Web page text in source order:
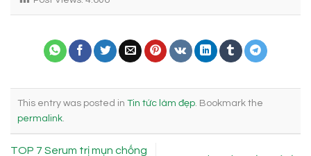
This entry was posted in Tin tức làm đẹp. Bookmark the
permalink.
TOP 7 Serum trị mụn chống